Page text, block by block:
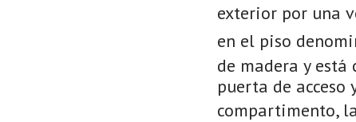
exterior por una
en el piso
de madera y
puerta de
compartimento,